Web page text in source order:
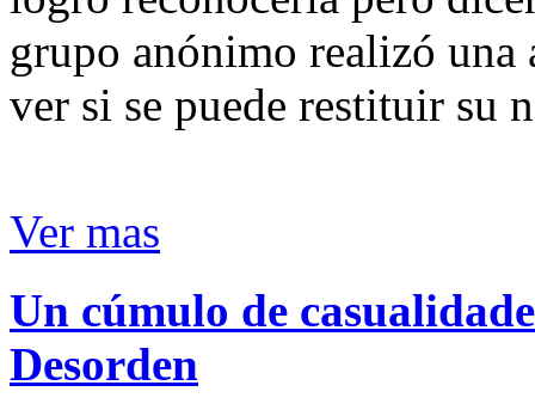
grupo anónimo realizó
ver si se puede restituir su
Ver mas
Un cúmulo de
Desorden